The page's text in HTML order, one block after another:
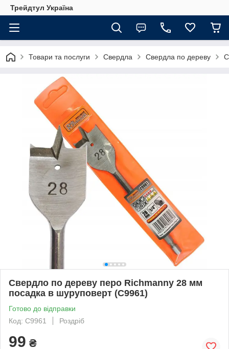
Трейдтул Україна
Товари та послуги Свердла Свердла по дереву
Свердло по дереву перо Richmannу 28 мм
посадка в шуруповерт (C9961)
Готово до відправки
Код: C9961
Роздріб
99 ₴